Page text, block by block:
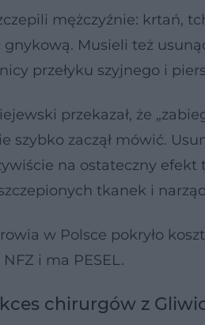
mężczyźnie: krtań,
gnykową. Musieli też
przełyku szyjnego i
przekazał, że
szybko zaczął mówić.
na ostateczny
tkanek i
w Polsce pokryło
i ma PESEL.
chirurgów z